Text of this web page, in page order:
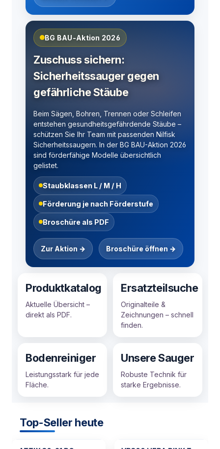
BG BAU-Aktion 2026
Zuschuss sichern:
Sicherheitssauger gegen
gefährliche Stäube
Beim Sägen, Bohren, Trennen oder Schleifen
entstehen gesundheitsgefährdende Stäube –
schützen Sie Ihr Team mit passenden Nilfisk
Sicherheitssaugern. In der BG BAU-Aktion 2026
sind förderfähige Modelle übersichtlich
gelistet.
Staubklassen L / M / H
Förderung je nach Förderstufe
Broschüre als PDF
Zur Aktion → Broschüre öffnen →
Produktkatalog
Aktuelle Übersicht –
direkt als PDF.
Ersatzteilsuche
Originalteile &
Zeichnungen – schnell
finden.
Bodenreiniger
Leistungsstark für jede
Fläche.
Unsere Sauger
Robuste Technik für
starke Ergebnisse.
Top-Seller heute